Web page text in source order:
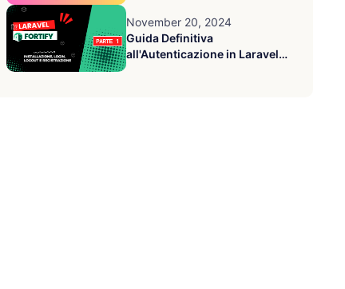
November 20, 2024
Guida Definitiva
all'Autenticazione in Laravel